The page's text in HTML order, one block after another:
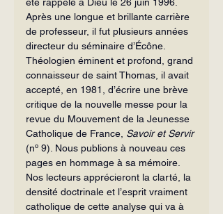
Après une longue et brillante carrière
de professeur, il fut plusieurs années
directeur du séminaire d’Écône.
Théologien éminent et profond, grand
connaisseur de saint Thomas, il avait
accepté, en 1981, d’écrire une brève
critique de la nouvelle messe pour la
revue du Mouvement de la Jeunesse
Catholique de France, Savoir et Servir
(nº 9). Nous publions à nouveau ces
pages en hommage à sa mémoire.
Nos lecteurs apprécieront la clarté, la
densité doctrinale et l’esprit vraiment
catholique de cette analyse qui va à